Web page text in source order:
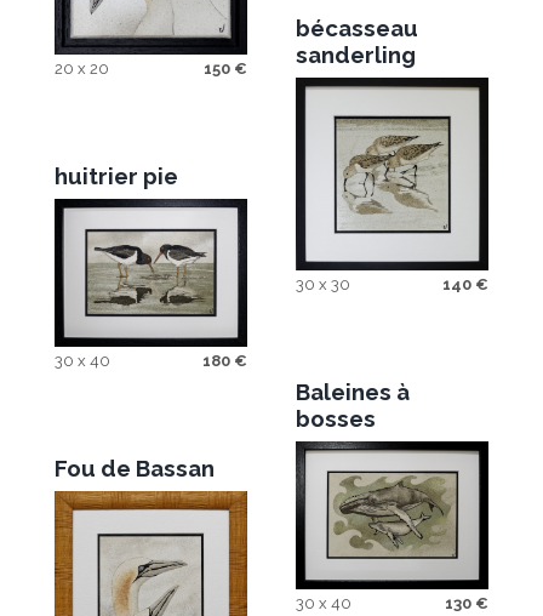
20 x 20 150€
huitrier pie
30 x 40 180€
Fou de Bassan
bécasseau
sanderling
30 x 30 140 €
Baleines à
bosses
30 x 40 130 €